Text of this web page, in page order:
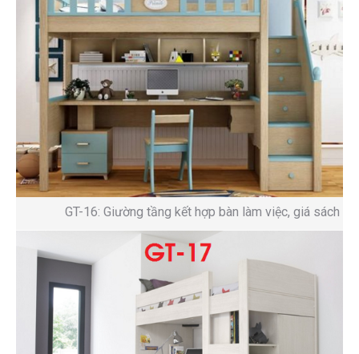
GT-16: Giường tầng kết hợp bàn làm việc, giá sách